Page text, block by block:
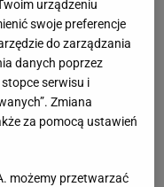
"Nie wiem, czy
jej nie
zaraz po
I po chwili
to bardziej
urządzeniu
swoje preferencje
do zarządzania
danych poprzez
serwisu i
Zmiana
za pomocą ustawień
możemy przetwarzać